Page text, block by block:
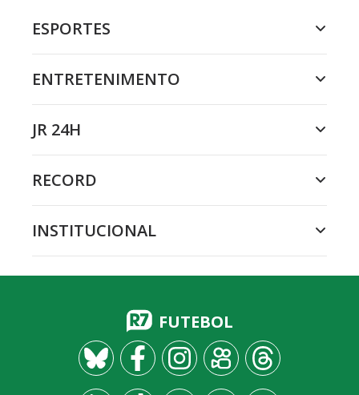
ESPORTES
ENTRETENIMENTO
JR 24H
RECORD
INSTITUCIONAL
FUTEBOL